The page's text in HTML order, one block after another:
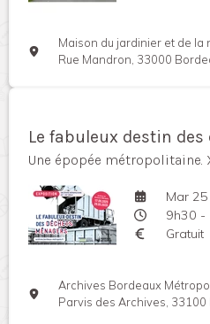
Maison du jardinier et de la
Rue Mandron, 33000
Le fabuleux destin
Une épopée métropolitaine.
Mar
9h30 -
Gratuit
Archives Bordeaux
Parvis des Archives, 33100